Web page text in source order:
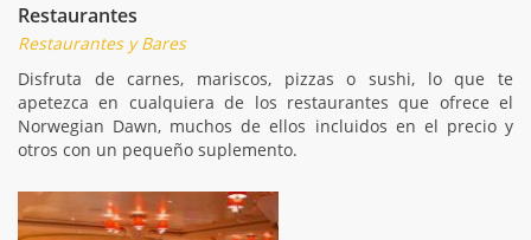
Restaurantes
Restaurantes y Bares
Disfruta de carnes, mariscos, pizzas o sushi, lo que te
apetezca en cualquiera de los restaurantes que ofrece el
Norwegian Dawn, muchos de ellos incluidos en el precio y
otros con un pequeño suplemento.